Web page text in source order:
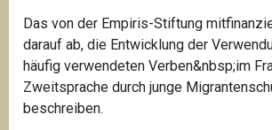
Das von der Empiris-Stiftung
darauf ab, die Entwicklung der
häufig verwendeten Verben&nbsp;im
Zweitsprache durch junge
beschreiben.